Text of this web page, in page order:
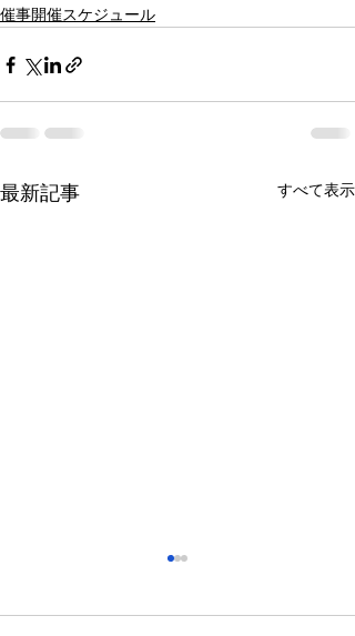
催事開催スケジュール
最新記事 すべて表示